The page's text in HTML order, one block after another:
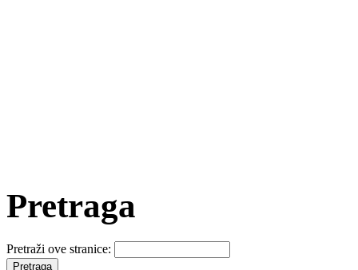
Pretraga
Pretraži ove stranice: